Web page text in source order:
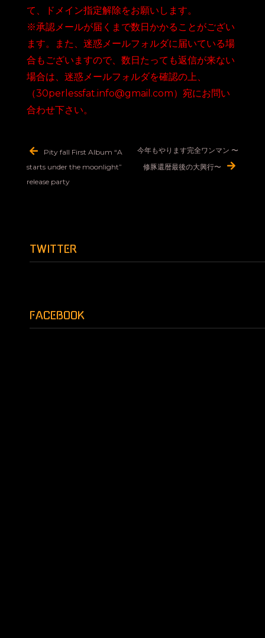
て、ドメイン指定解除をお願いします。
※承認メールが届くまで数日かかることがござい
ます。また、迷惑メールフォルダに届いている場
合もございますので、数日たっても返信が来ない
場合は、迷惑メールフォルダを確認の上、
（30perlessfat.info@gmail.com）宛にお問い
合わせ下さい。
稿
ナ
シ
Pity fall First Album “A
starts under the moonlight”
release party
今年もやります完全ワンマン 〜
修豚還暦最後の大興行〜
TWITTER
FACEBOOK